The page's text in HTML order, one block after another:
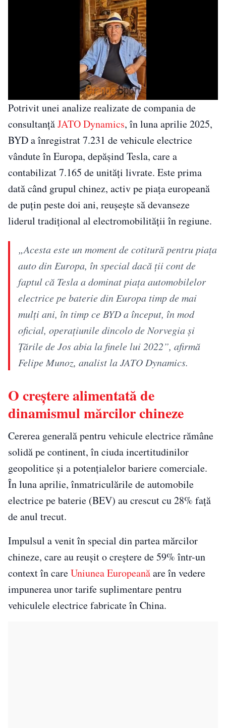
Potrivit unei analize realizate de compania de
consultanțăJATO Dynamics, în luna aprilie 2025,
BYD a înregistrat 7.231 de vehicule electrice
vândute în Europa, depășind Tesla, care a
contabilizat 7.165 de unități livrate. Este prima
dată când grupul chinez, activ pe piața europeană
de puțin peste doi ani, reușește să devanseze
liderul tradițional al electromobilității în regiune.
„Acesta este un moment de cotitură pentru piața
auto din Europa, în special dacă ții cont de
faptul că Tesla a dominat piața automobilelor
electrice pe baterie din Europa timp de mai
mulți ani, în timp ce BYD a început, în mod
oficial, operațiunile dincolo de Norvegia și
Țările de Jos abia la finele lui 2022”, afirmă
Felipe Munoz, analist la JATO Dynamics.
O creștere alimentată de
dinamismul mărcilor chineze
Cererea generală pentru vehicule electrice rămâne
solidă pe continent, în ciuda incertitudinilor
geopolitice și a potențialelor bariere comerciale.
În luna aprilie, înmatriculările de automobile
electrice pe baterie (BEV) au crescut cu 28% față
de anul trecut.
Impulsul a venit în special din partea mărcilor
chineze, care au reușit o creștere de 59% într-un
context în careUniunea Europeanăare în vedere
impunerea unor tarife suplimentare pentru
vehiculele electrice fabricate în China.